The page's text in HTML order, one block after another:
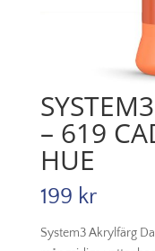
– 619
HUE
199 kr
System3 Akrylfärg